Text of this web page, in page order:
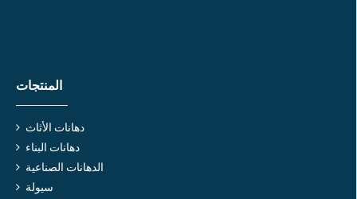
المنتجات
دهانات الأثاث
دهانات البناء
الدهانات الصناعية
سيولة